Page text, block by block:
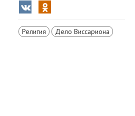
Религия Дело Виссариона